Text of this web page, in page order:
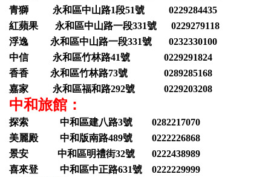
青獅 永和區中山路1段51號 0229284435
紅蘋果 永和區中山路一段331號 0229279118
浮逸 永和區中山路一段331號 0232330100
中信 永和區竹林路41號 0229291824
香香 永和區竹林路73號 0289285168
嘉家 永和區福和路292號 0229203208
中和旅館：
探索 中和區建八路3號 0282217070
美麗殿 中和版南路489號 0222226868
景安 中和區明禮街32號 0222438989
喜來登 中和區中正路631號 0222229999